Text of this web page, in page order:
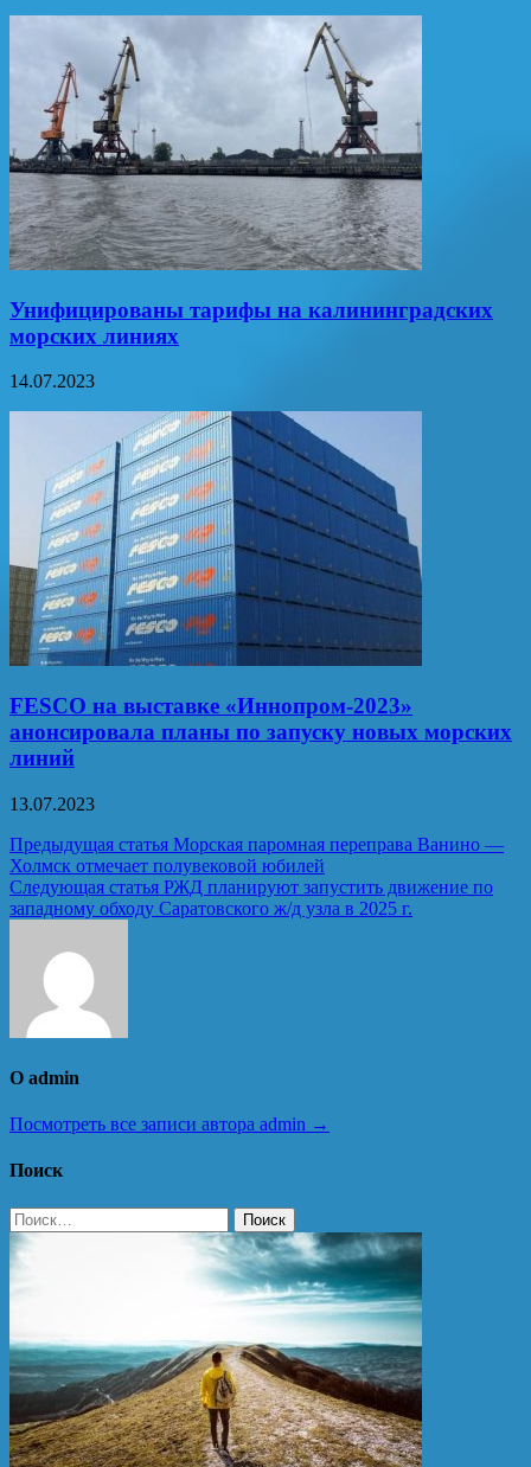
Унифицированы тарифы на калининградских
морских линиях
14.07.2023
FESCO на выставке «Иннопром-2023»
анонсировала планы по запуску новых морских
линий
13.07.2023
Навигация
по
записям
Предыдущая статья Морская паромная переправа Ванино —
Холмск отмечает полувековой юбилей
Следующая статья РЖД планируют запустить движение по
западному обходу Саратовского ж/д узла в 2025 г.
О admin
Посмотреть все записи автора admin →
Поиск
Найти: